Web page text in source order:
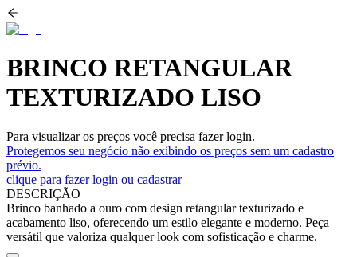
BRINCO RETANGULAR
TEXTURIZADO LISO
Para visualizar os preços você precisa fazer login.
Protegemos seu negócio não exibindo os preços sem um cadastro
prévio.
clique para fazer login ou cadastrar
DESCRIÇÃO
Brinco banhado a ouro com design retangular texturizado e
acabamento liso, oferecendo um estilo elegante e moderno. Peça
versátil que valoriza qualquer look com sofisticação e charme.